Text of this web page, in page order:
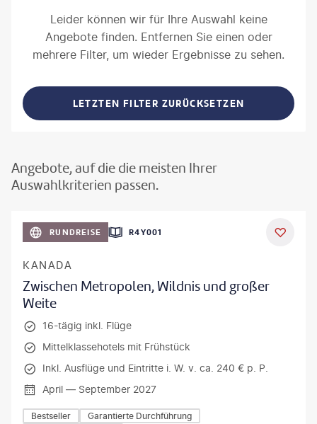
Leider können wir für Ihre Auswahl keine
Angebote finden. Entfernen Sie einen oder
mehrere Filter, um wieder Ergebnisse zu sehen.
LETZTEN FILTER ZURÜCKSETZEN
Angebote, auf die die meisten Ihrer
Auswahlkriterien passen.
RUNDREISE R4Y001
KANADA
Zwischen Metropolen, Wildnis und großer
Weite
16-tägig inkl. Flüge
Mittelklassehotels mit Frühstück
Inkl. Ausflüge und Eintritte i. W. v. ca. 240 € p. P.
April — September 2027
Bestseller
Garantierte Durchführung